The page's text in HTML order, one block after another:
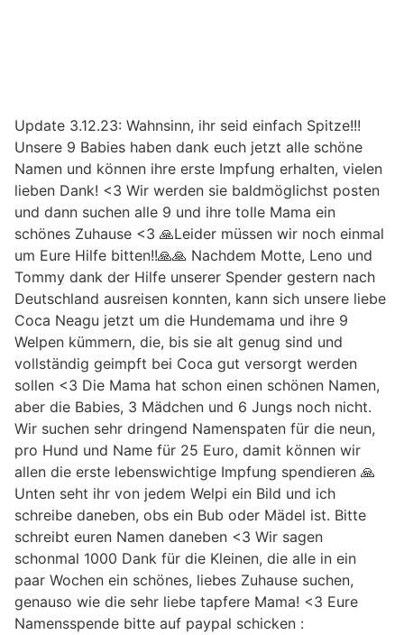
Update 3.12.23: Wahnsinn, ihr seid einfach Spitze!!!
Unsere 9 Babies haben dank euch jetzt alle schöne
Namen und können ihre erste Impfung erhalten, vielen
lieben Dank! <3 Wir werden sie baldmöglichst posten
und dann suchen alle 9 und ihre tolle Mama ein
schönes Zuhause <3 🙏Leider müssen wir noch einmal
um Eure Hilfe bitten!!🙏🙏 Nachdem Motte, Leno und
Tommy dank der Hilfe unserer Spender gestern nach
Deutschland ausreisen konnten, kann sich unsere liebe
Coca Neagu jetzt um die Hundemama und ihre 9
Welpen kümmern, die, bis sie alt genug sind und
vollständig geimpft bei Coca gut versorgt werden
sollen <3 Die Mama hat schon einen schönen Namen,
aber die Babies, 3 Mädchen und 6 Jungs noch nicht.
Wir suchen sehr dringend Namenspaten für die neun,
pro Hund und Name für 25 Euro, damit können wir
allen die erste lebenswichtige Impfung spendieren 🙏
Unten seht ihr von jedem Welpi ein Bild und ich
schreibe daneben, obs ein Bub oder Mädel ist. Bitte
schreibt euren Namen daneben <3 Wir sagen
schonmal 1000 Dank für die Kleinen, die alle in ein
paar Wochen ein schönes, liebes Zuhause suchen,
genauso wie die sehr liebe tapfere Mama! <3 Eure
Namensspende bitte auf paypal schicken :